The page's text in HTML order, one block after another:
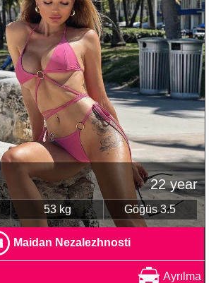
22 year
53 kg Göğüs 3.5
Maidan Nezalezhnosti
Ayrılma